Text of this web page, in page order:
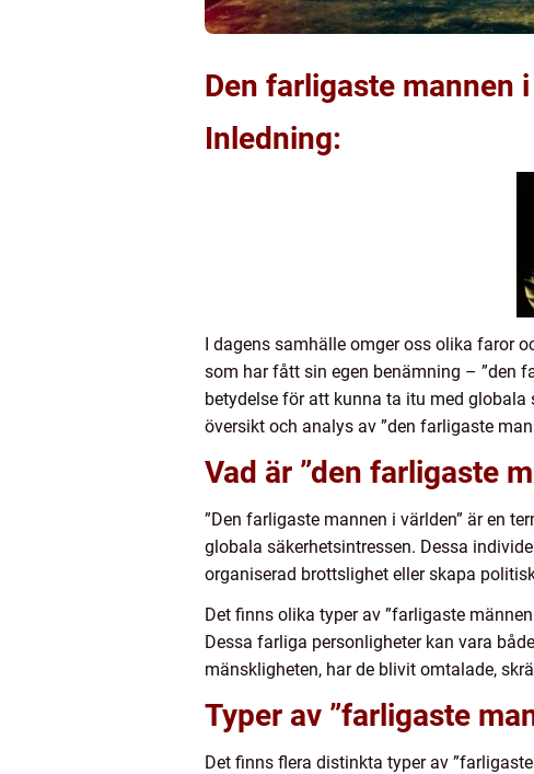
Den farligaste mannen
Inledning:
I dagens samhälle omger oss olika faror
som har fått sin egen benämning – ”den
betydelse för att kunna ta itu med
översikt och analys av ”den farligaste
Vad är ”den farligaste
”Den farligaste mannen i världen” är en
globala säkerhetsintressen. Dessa
organiserad brottslighet eller skapa
Det finns olika typer av ”farligaste
Dessa farliga personligheter kan vara
mänskligheten, har de blivit omtalade,
Typer av ”farligaste
Det finns flera distinkta typer av